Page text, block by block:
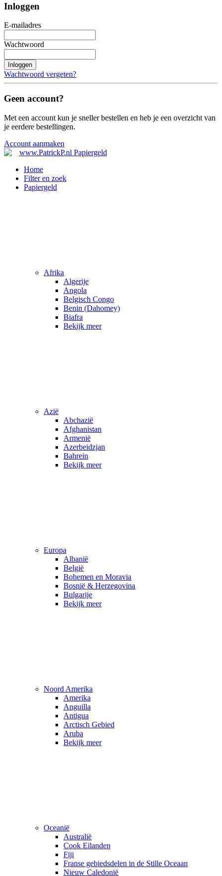
Inloggen
E-mailadres
Wachtwoord
Inloggen
Wachtwoord vergeten?
Geen account?
Met een account kun je sneller bestellen en heb je een overzicht van
je eerdere bestellingen.
Account aanmaken
Home
Filter en zoek
Papiergeld
Afrika
Algerije
Angola
Belgisch Congo
Benin (Dahomey)
Biafra
Bekijk meer
Azië
Abchazië
Afghanistan
Armenië
Azerbeidzjan
Bahrein
Bekijk meer
Europa
Albanië
België
Bohemen en Moravia
Bosnië & Herzegovina
Bulgarije
Bekijk meer
Noord Amerika
Amerika
Anguilla
Antigua
Arctisch Gebied
Aruba
Bekijk meer
Oceanië
Australië
Cook Eilanden
Fiji
Franse gebiedsdelen in de Stille Oceaan
Nieuw Caledonië